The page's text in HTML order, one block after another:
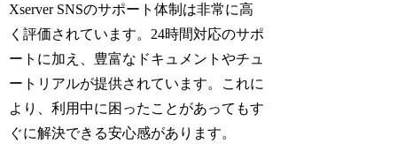
Xserver SNSのサポート体制は非常に高
く評価されています。24時間対応のサポ
ートに加え、豊富なドキュメントやチュ
ートリアルが提供されています。これに
より、利用中に困ったことがあってもす
ぐに解決できる安心感があります。